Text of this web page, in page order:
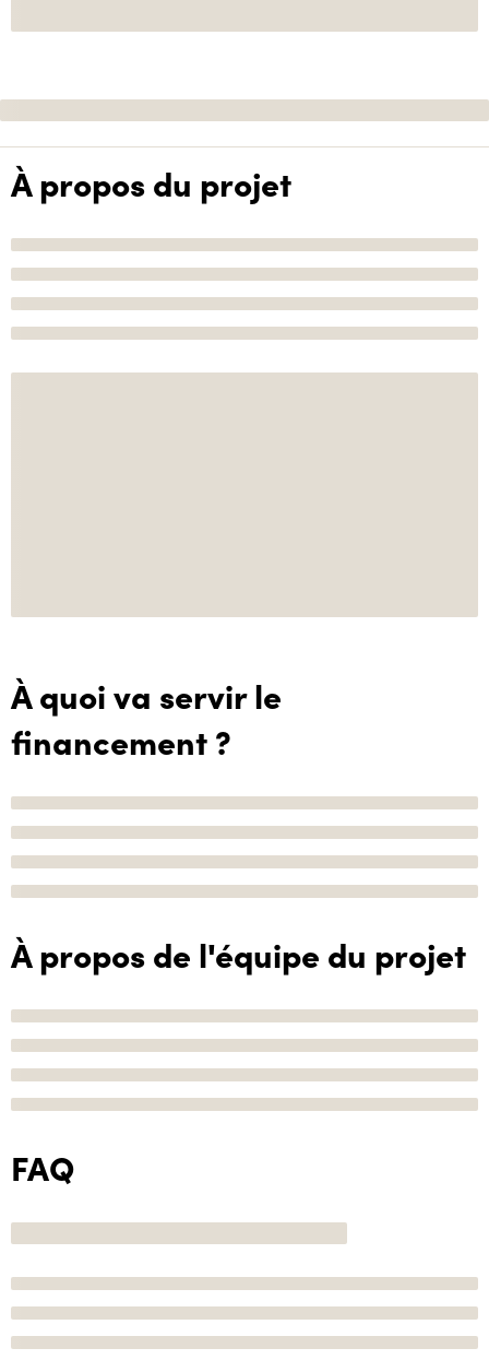
À propos du projet
À quoi va servir le
financement ?
À propos de l'équipe du projet
FAQ